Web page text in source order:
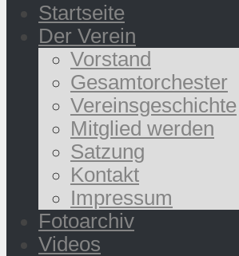
Startseite
Der Verein
Vorstand
Gesamtorchester
Vereinsgeschichte
Mitglied werden
Satzung
Kontakt
Impressum
Fotoarchiv
Videos